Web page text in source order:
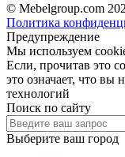
© Mebelgroup.com
Политика
Предупреждение
Мы используем
Если, прочитав это
это означает, что вы
технологий
Поиск по сайту
Выберите ваш город